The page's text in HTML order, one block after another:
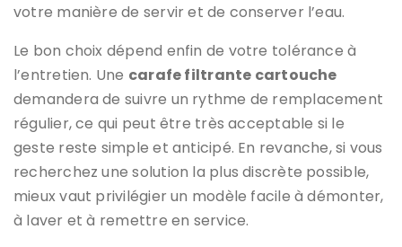
votre manière de servir et de conserver l’eau.
Le bon choix dépend enfin de votre tolérance à
l’entretien. Une carafe filtrante cartouche
demandera de suivre un rythme de remplacement
régulier, ce qui peut être très acceptable si le
geste reste simple et anticipé. En revanche, si vous
recherchez une solution la plus discrète possible,
mieux vaut privilégier un modèle facile à démonter,
à laver et à remettre en service.